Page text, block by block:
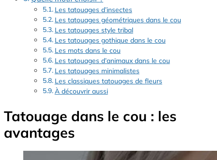
Les tatouages d’insectes
Les tatouages géométriques dans le cou
Les tatouages style tribal
Les tatouages gothique dans le cou
Les mots dans le cou
Les tatouages d’animaux dans le cou
Les tatouages minimalistes
Les classiques tatouages de fleurs
À découvrir aussi
Tatouage dans le cou : les
avantages